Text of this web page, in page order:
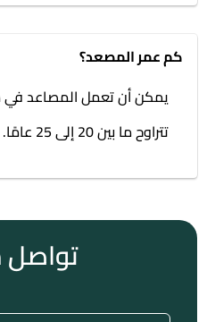
كم عمر المصعد؟
يمكن أن تعمل المصاعد في
تتراوح ما بين 20 إلى 25 عامًا.
تواصل